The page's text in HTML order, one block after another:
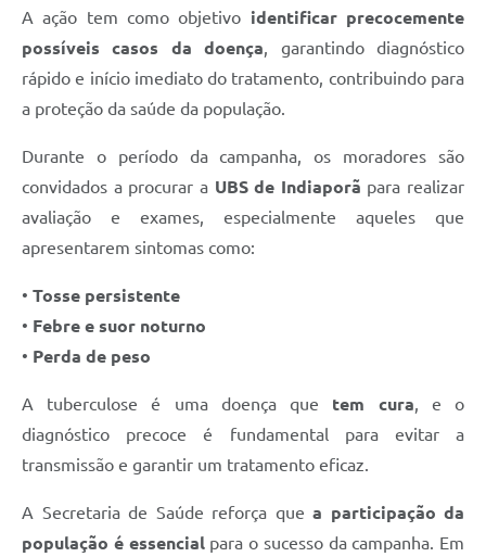
Projetos
Contas Públicas
Links
Transparência
Enquete
Jornal
SIC
Diário Oficial
A ação tem como objetivo identificar precocemente
possíveis casos da doença, garantindo diagnóstico
rápido e início imediato do tratamento, contribuindo para
a proteção da saúde da população.
Durante o período da campanha, os moradores são
convidados a procurar a UBS de Indiaporã para realizar
avaliação e exames, especialmente aqueles que
apresentarem sintomas como:
• Tosse persistente
• Febre e suor noturno
• Perda de peso
A tuberculose é uma doença que tem cura, e o
diagnóstico precoce é fundamental para evitar a
transmissão e garantir um tratamento eficaz.
A Secretaria de Saúde reforça que a participação da
população é essencialpara o sucesso da campanha. Em